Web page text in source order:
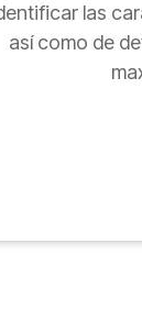
las
así como de